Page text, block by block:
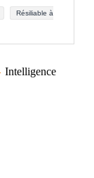
Résiliable à
Intelligence